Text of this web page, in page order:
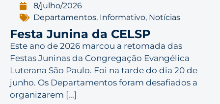
8/julho/2026
Departamentos, Informativo, Notícias
Festa Junina da CELSP
Este ano de 2026 marcou a retomada das
Festas Juninas da Congregação Evangélica
Luterana São Paulo. Foi na tarde do dia 20 de
junho. Os Departamentos foram desafiados a
organizarem [...]